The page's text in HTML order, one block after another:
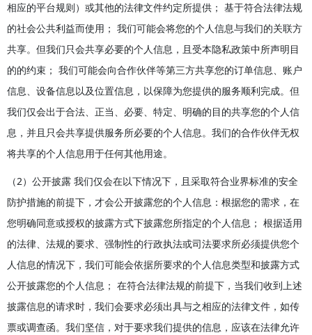
相应的平台规则）或其他的法律文件约定所提供； 基于符合法律法规
的社会公共利益而使用； 我们可能会将您的个人信息与我们的关联方
共享。但我们只会共享必要的个人信息，且受本隐私政策中所声明目
的的约束； 我们可能会向合作伙伴等第三方共享您的订单信息、账户
信息、设备信息以及位置信息，以保障为您提供的服务顺利完成。但
我们仅会出于合法、正当、必要、特定、明确的目的共享您的个人信
息，并且只会共享提供服务所必要的个人信息。我们的合作伙伴无权
将共享的个人信息用于任何其他用途。
（2）公开披露 我们仅会在以下情况下，且采取符合业界标准的安全
防护措施的前提下，才会公开披露您的个人信息：根据您的需求，在
您明确同意或授权的披露方式下披露您所指定的个人信息； 根据适用
的法律、法规的要求、强制性的行政执法或司法要求所必须提供您个
人信息的情况下，我们可能会依据所要求的个人信息类型和披露方式
公开披露您的个人信息； 在符合法律法规的前提下，当我们收到上述
披露信息的请求时，我们会要求必须出具与之相应的法律文件，如传
票或调查函。我们坚信，对于要求我们提供的信息，应该在法律允许